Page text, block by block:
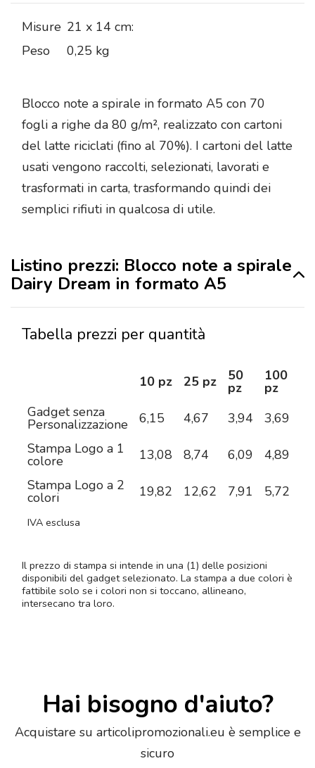
Misure 21 x 14 cm:
Peso
0,25 kg
Blocco note a spirale in formato A5 con 70
fogli a righe da 80 g/m², realizzato con cartoni
del latte riciclati (fino al 70%). I cartoni del latte
usati vengono raccolti, selezionati, lavorati e
trasformati in carta, trasformando quindi dei
semplici rifiuti in qualcosa di utile.
Listino prezzi: Blocco note a spirale
Dairy Dream in formato A5
Tabella prezzi per quantità
10 pz 25 pz 50
pz
100
pz
Gadget senza
Personalizzazione 6,15 4,67 3,94 3,69
Stampa Logo a 1
colore 13,08 8,74 6,09 4,89
Stampa Logo a 2
colori 19,82 12,62 7,91 5,72
IVA esclusa
Il prezzo di stampa si intende in una (1) delle posizioni
disponibili del gadget selezionato. La stampa a due colori è
fattibile solo se i colori non si toccano, allineano,
intersecano tra loro.
Hai bisogno d'aiuto?
Acquistare su articolipromozionali.eu è semplice e
sicuro